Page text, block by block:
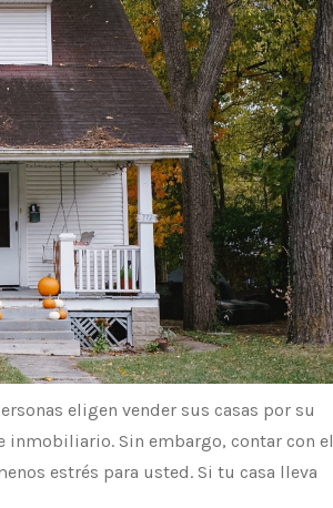
eligen vender sus casas por su
inmobiliario. Sin embargo, contar con el
estrés para usted. Si tu casa lleva